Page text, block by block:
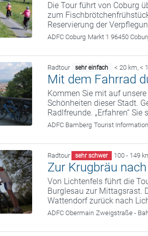
Die Tour führt von Coburg
zum
Reservierung der
ADFC Coburg Markt 1 96450
Radtour sehr einfach < 20 km, <
Mit dem Fahrrad
Kommen Sie mit auf
Schönheiten dieser Stadt.
Radlfreunde. „Erfahren“
ADFC Bamberg Tourist
Radtour sehr schwer 100 - 149
Zur Krugbräu
Von Lichtenfels führt die
Burglesau zur Mittagsrast.
Wattendorf zurück nach
ADFC Obermain Zweigstraße -